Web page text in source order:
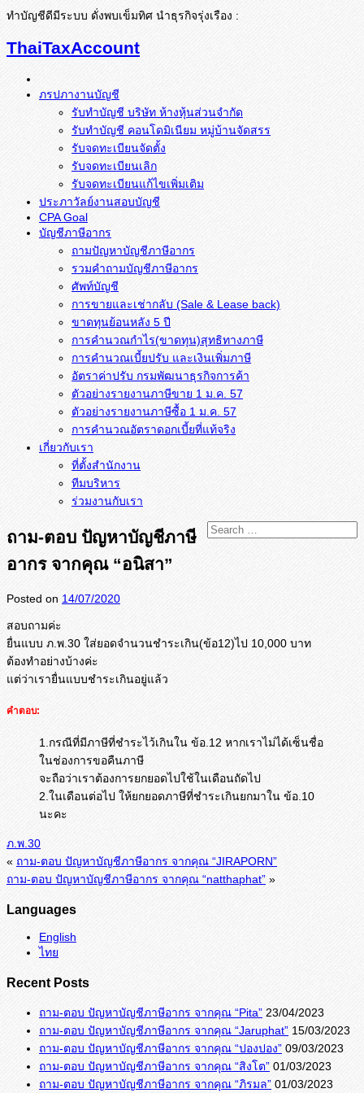
ทำบัญชีดีมีระบบ ดั่งพบเข็มทิศ นำธุรกิจรุ่งเรือง :
ThaiTaxAccount
ภรปภางานบัญชี
รับทำบัญชี บริษัท ห้างหุ้นส่วนจำกัด
รับทำบัญชี คอนโดมิเนียม หมู่บ้านจัดสรร
รับจดทะเบียนจัดตั้ง
รับจดทะเบียนเลิก
รับจดทะเบียนแก้ไขเพิ่มเติม
ประภาวัลย์งานสอบบัญชี
CPA Goal
บัญชีภาษีอากร
ถามปัญหาบัญชีภาษีอากร
รวมคำถามบัญชีภาษีอากร
ศัพท์บัญชี
การขายและเช่ากลับ (Sale & Lease back)
ขาดทุนย้อนหลัง 5 ปี
การคำนวณกำไร(ขาดทุน)สุทธิทางภาษี
การคำนวณเบี้ยปรับ และเงินเพิ่มภาษี
อัตราค่าปรับ กรมพัฒนาธุรกิจการค้า
ตัวอย่างรายงานภาษีขาย 1 ม.ค. 57
การคำนวณอัตราดอกเบี้ยที่แท้จริง
เกี่ยวกับเรา
ที่ตั้งสำนักงาน
ทีมบริหาร
ร่วมงานกับเรา
ถาม-ตอบ ปัญหาบัญชีภาษี
อากร จากคุณ “อนิสา”
Posted on 14/07/2020
สอบถามค่ะ
ยื่นแบบ ภ.พ.30 ใส่ยอดจำนวนชำระเกิน(ข้อ12)ไป 10,000 บาท
ต้องทำอย่างบ้างค่ะ
แต่ว่าเรายื่นแบบชำระเกินอยู่แล้ว
คำตอบ:
1.กรณีที่มีภาษีที่ชำระไว้เกินใน ข้อ.12 หากเราไม่ได้เซ็นชื่อ
ในช่องการขอคืนภาษี
จะถือว่าเราต้องการยกยอดไปใช้ในเดือนถัดไป
2.ในเดือนต่อไป ให้ยกยอดภาษีที่ชำระเกินยกมาใน ข้อ.10
นะคะ
ภ.พ.30
« ถาม-ตอบ ปัญหาบัญชีภาษีอากร จากคุณ “JIRAPORN”
ถาม-ตอบ ปัญหาบัญชีภาษีอากร จากคุณ “natthaphat” »
Languages
English
ไทย
Recent Posts
ถาม-ตอบ ปัญหาบัญชีภาษีอากร จากคุณ “Pita” 23/04/2023
ถาม-ตอบ ปัญหาบัญชีภาษีอากร จากคุณ “Jaruphat” 15/03/2023
ถาม-ตอบ ปัญหาบัญชีภาษีอากร จากคุณ “ปองปอง” 09/03/2023
ถาม-ตอบ ปัญหาบัญชีภาษีอากร จากคุณ “สิงโต” 01/03/2023
ถาม-ตอบ ปัญหาบัญชีภาษีอากร จากคุณ “ภิรมล” 01/03/2023